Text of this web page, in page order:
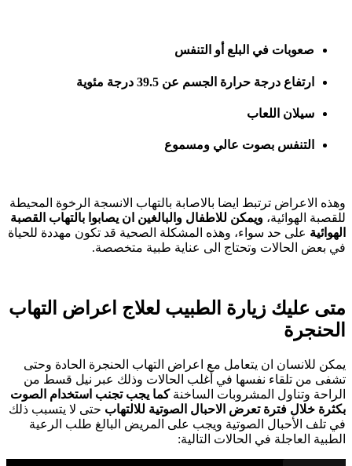
صعوبات في البلع أو التنفس
ارتفاع درجة حرارة الجسم عن 39.5 درجة مئوية
سيلان اللعاب
التنفس بصوت عالي ومسموع
وهذه الاعراض ترتبط ايضا بالاصابة بالتهاب الانسجة الرخوة المحيطة
للقصبة الهوائية، ويمكن للاطفال والبالغين ان يصابوا بالتهاب القصبة
الهوائية على حد سواء، وهذه المشكلة الصحية قد تكون مهددة للحياة
في بعض الحالات وتحتاج الى عناية طبية متخصصة.
متى عليك زيارة الطبيب لعلاج اعراض التهاب
الحنجرة
يمكن للانسان ان يتعامل مع اعراض التهاب الحنجرة الحادة وحتى
تشفى من تلقاء نفسها في أغلب الحالات وذلك عبر نيل قسط من
الراحة وتناول المشروبات الساخنةكما يجب تجنب استخدام الصوت
بكثرة خلال فترة تعرض الاحبال الصوتية للالتهاب حتى لا يتسبب ذلك
في تلف الأحبال الصوتية ويجب على المريض البالغ طلب الرعية
الطبية العاجلة في الحالات التالية: